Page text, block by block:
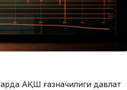
АҚШ ғазначилиги давлат